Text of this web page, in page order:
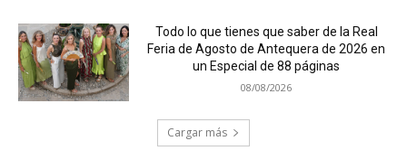
Todo lo que tienes que saber de la Real
Feria de Agosto de Antequera de 2026 en
un Especial de 88 páginas
08/08/2026
Cargar más